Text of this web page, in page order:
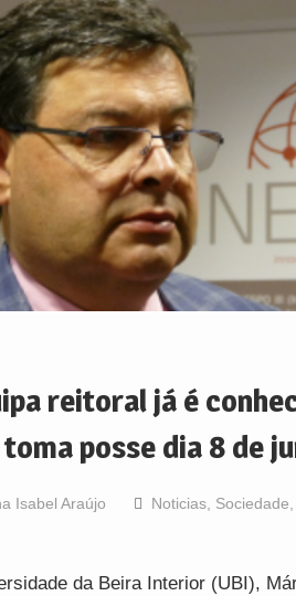
reitoral já é
posse dia 8 de
Isabel Araújo Noticias, Sociedade
da Beira Interior (UBI),